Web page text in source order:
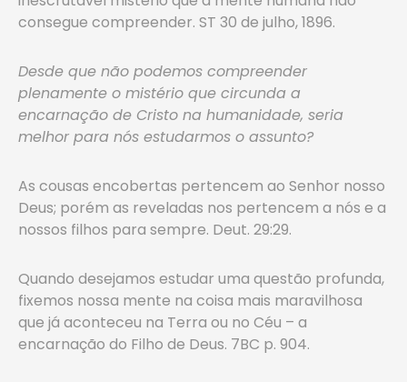
consegue compreender. ST 30 de julho, 1896.
Desde que não podemos compreender
plenamente o mistério que circunda a
encarnação de Cristo na humanidade, seria
melhor para nós estudarmos o assunto?
As cousas encobertas pertencem ao Senhor nosso
Deus; porém as reveladas nos pertencem a nós e a
nossos filhos para sempre. Deut. 29:29.
Quando desejamos estudar uma questão profunda,
fixemos nossa mente na coisa mais maravilhosa
que já aconteceu na Terra ou no Céu – a
encarnação do Filho de Deus. 7BC p. 904.